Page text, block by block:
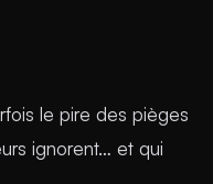
le pire des pièges
ignorent… et qui